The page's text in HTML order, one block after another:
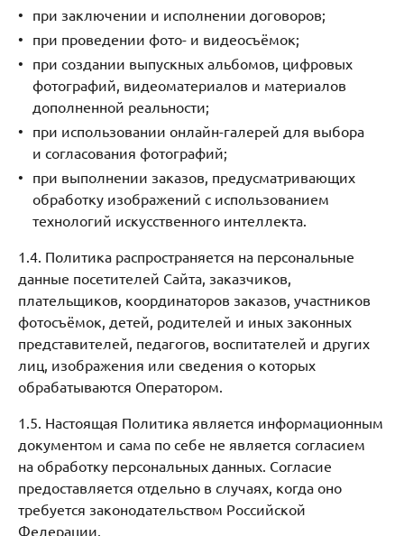
при заключении и исполнении договоров;
при проведении фото- и видеосъёмок;
при создании выпускных альбомов, цифровых
фотографий, видеоматериалов и материалов
дополненной реальности;
при использовании онлайн-галерей для выбора
и согласования фотографий;
при выполнении заказов, предусматривающих
обработку изображений с использованием
технологий искусственного интеллекта.
1.4. Политика распространяется на персональные
данные посетителей Сайта, заказчиков,
плательщиков, координаторов заказов, участников
фотосъёмок, детей, родителей и иных законных
представителей, педагогов, воспитателей и других
лиц, изображения или сведения о которых
обрабатываются Оператором.
1.5. Настоящая Политика является информационным
документом и сама по себе не является согласием
на обработку персональных данных. Согласие
предоставляется отдельно в случаях, когда оно
требуется законодательством Российской
Федерации.